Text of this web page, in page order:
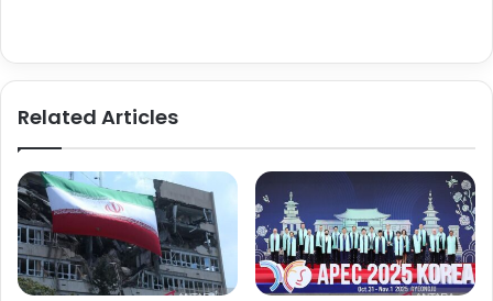
Related Articles